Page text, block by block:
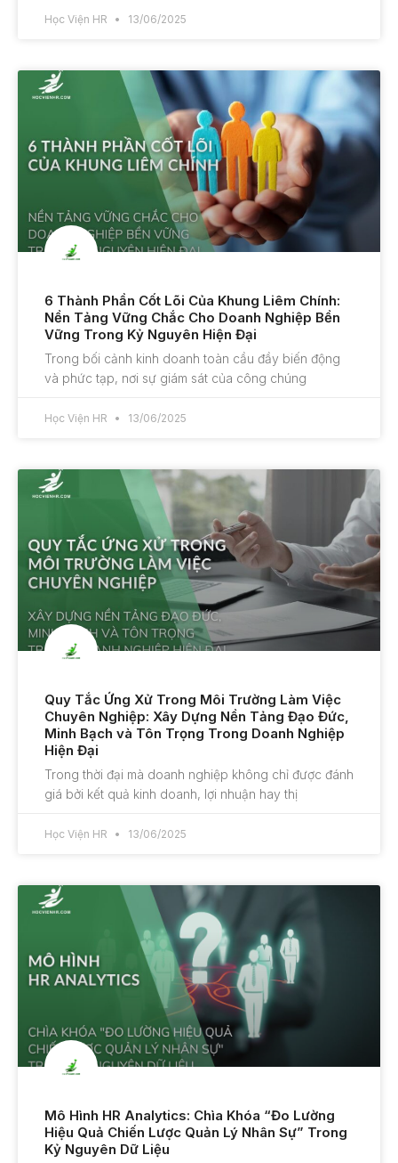
Học Viện HR 13/06/2025
6 Thành Phần Cốt Lõi Của Khung Liêm Chính:
Nền Tảng Vững Chắc Cho Doanh Nghiệp Bền
Vững Trong Kỷ Nguyên Hiện Đại
Trong bối cảnh kinh doanh toàn cầu đầy biến động
và phức tạp, nơi sự giám sát của công chúng
Học Viện HR 13/06/2025
Quy Tắc Ứng Xử Trong Môi Trường Làm Việc
Chuyên Nghiệp: Xây Dựng Nền Tảng Đạo Đức,
Minh Bạch và Tôn Trọng Trong Doanh Nghiệp
Hiện Đại
Trong thời đại mà doanh nghiệp không chỉ được đánh
giá bởi kết quả kinh doanh, lợi nhuận hay thị
Học Viện HR 13/06/2025
Mô Hình HR Analytics: Chìa Khóa “Đo Lường
Hiệu Quả Chiến Lược Quản Lý Nhân Sự” Trong
Kỷ Nguyên Dữ Liệu